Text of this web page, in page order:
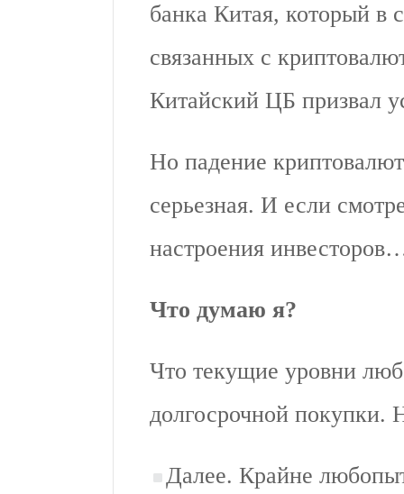
банка Китая, который в
связанных с
Китайский ЦБ призвал
Но падение
серьезная. И если
настроения
Что думаю я?
Что текущие уровни
долгосрочной покупки.
Далее. Крайне